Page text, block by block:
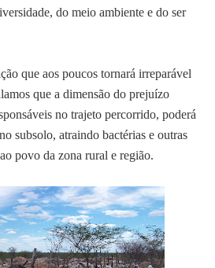
do meio ambiente e do ser
que aos poucos tornará irreparável
que a dimensão do prejuízo
no trajeto percorrido, poderá
subsolo, atraindo bactérias e outras
povo da zona rural e região.